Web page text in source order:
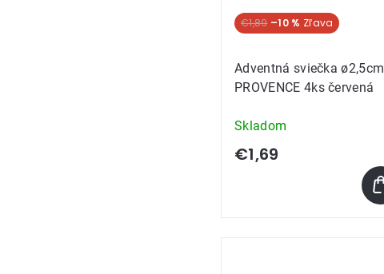
€1,89 –10 %
Adventná sviečka ø2,5cm
PROVENCE 4ks červená
Skladom
€1,69